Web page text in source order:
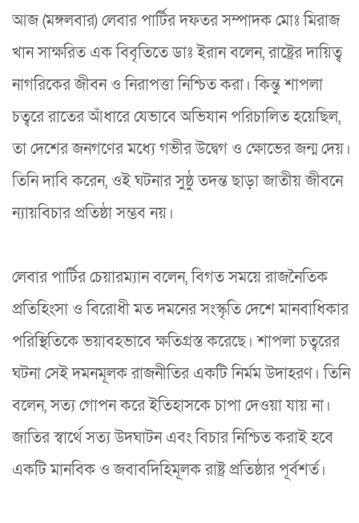
আজ (মঙ্গলবার) লেবার পার্টির দফতর সম্পাদক মোঃ মিরাজ
খান সাক্ষরিত এক বিবৃতিতে ডাঃ ইরান বলেন, রাষ্ট্রের দায়িত্ব
নাগরিকের জীবন ও নিরাপত্তা নিশ্চিত করা। কিন্তু শাপলা
চত্বরে রাতের আঁধারে যেভাবে অভিযান পরিচালিত হয়েছিল,
তা দেশের জনগণের মধ্যে গভীর উদ্বেগ ও ক্ষোভের জন্ম দেয়।
তিনি দাবি করেন, ওই ঘটনার সুষ্ঠু তদন্ত ছাড়া জাতীয় জীবনে
ন্যায়বিচার প্রতিষ্ঠা সম্ভব নয়।
লেবার পার্টির চেয়ারম্যান বলেন, বিগত সময়ে রাজনৈতিক
প্রতিহিংসা ও বিরোধী মত দমনের সংস্কৃতি দেশে মানবাধিকার
পরিস্থিতিকে ভয়াবহভাবে ক্ষতিগ্রস্ত করেছে। শাপলা চত্বরের
ঘটনা সেই দমনমূলক রাজনীতির একটি নির্মম উদাহরণ। তিনি
বলেন, সত্য গোপন করে ইতিহাসকে চাপা দেওয়া যায় না।
জাতির স্বার্থে সত্য উদঘাটন এবং বিচার নিশ্চিত করাই হবে
একটি মানবিক ও জবাবদিহিমূলক রাষ্ট্র প্রতিষ্ঠার পূর্বশর্ত।